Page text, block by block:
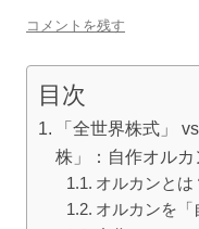
コメントを残す
目次
「全世界株式」
株」：自作オル
オルカンとは
オルカンを「